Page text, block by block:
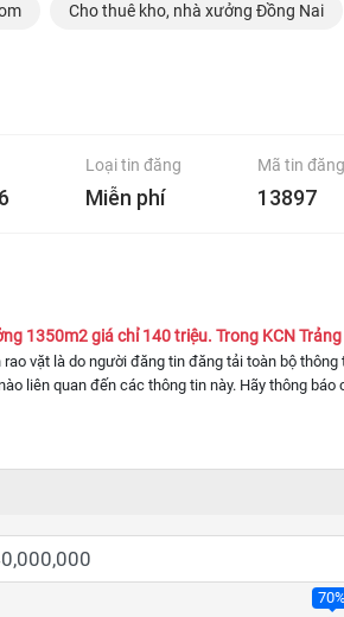
Cho thuê kho, nhà xưởng Đồng Nai
Loại tin đăng
Miễn phí
Mã tin đăng
13897
1350m2 giá chỉ 140 triệu. Trong KCN
rao vặt là do người đăng tin đăng tải toàn bộ thông
liên quan đến các thông tin này. Hãy thông báo
70%